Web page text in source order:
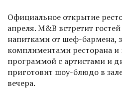
Официальное открытие
апреля. М&В встретит
напитками от шеф-бармена,
комплиментами ресторана
программой с артистами и
приготовит шоу-блюдо в
вечера.